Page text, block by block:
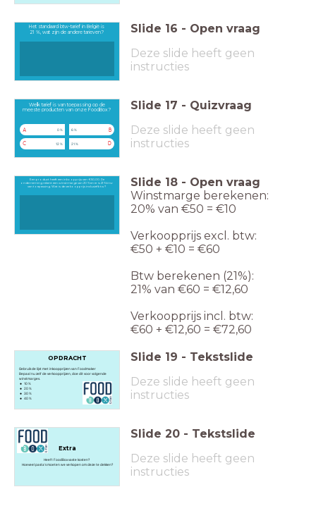
Het standaard btw-tarief in België is
21 %, wat zijn de andere tarieven?
Slide 16 - Open vraag
Deze slide heeft geen
instructies
Welk tarief is van toepassing op de
meeste producten van onze FoodBox?
A 0 % B
6 %
C 12 % D
21 %
Slide 17 - Quizvraag
Deze slide heeft geen
instructies
Een product heeft een inkoopprijs van € 50,00. De
onderneming rekent een winstmarge van 20 % en er is 21 % btw
van toepassing. Wat is de verkoopprijs inclusief btw?
Slide 18 - Open vraag
Winstmarge berekenen:
20% van €50 = €10
Verkoopprijs excl. btw:
€50 + €10 = €60
Btw berekenen (21%):
21% van €60 = €12,60
Verkoopprijs incl. btw:
€60 + €12,60 = €72,60
OPDRACHT
Gebruik de lijst met inkoopprijzen van Foodmaker
Bepaal nu zelf de verkoopprijzen, doe dit voor volgende
winstmarges.
10 %
20 %
30 %
40 %
Slide 19 - Tekstslide
Deze slide heeft geen
instructies
Extra
Heeft FoodBox vaste kosten?
Hoeveel pasta's moeten we verkopen om deze te dekken?
Slide 20 - Tekstslide
Deze slide heeft geen
instructies